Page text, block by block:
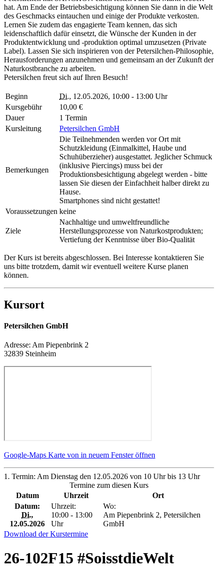
hat. Am Ende der Betriebsbesichtigung können Sie dann in die Welt
des Geschmacks eintauchen und einige der Produkte verkosten.
Lernen Sie zudem das engagierte Team kennen, das sich
leidenschaftlich dafür einsetzt, die Wünsche der Kunden in der
Produktentwicklung und -produktion optimal umzusetzen (Private
Label). Lassen Sie sich inspirieren von der Petersilchen-Philosophie,
Herausforderungen anzunehmen und gemeinsam an der Zukunft der
Naturkostbranche zu arbeiten.
Petersilchen freut sich auf Ihren Besuch!
Beginn Di., 12.05.2026, 10:00 - 13:00 Uhr
Kursgebühr
10,00 €
Dauer
1 Termin
Kursleitung
Petersilchen GmbH
Bemerkungen
Die Teilnehmenden werden vor Ort mit
Schutzkleidung (Einmalkittel, Haube und
Schuhüberzieher) ausgestattet. Jeglicher Schmuck
(inklusive Piercings) muss bei der
Produktionsbesichtigung abgelegt werden - bitte
lassen Sie diesen der Einfachheit halber direkt zu
Hause.
Smartphones sind nicht gestattet!
Voraussetzungen keine
Ziele
Nachhaltige und umweltfreundliche
Herstellungsprozesse von Naturkostprodukten;
Vertiefung der Kenntnisse über Bio-Qualität
Der Kurs ist bereits abgeschlossen. Bei Interesse kontaktieren Sie
uns bitte trotzdem, damit wir eventuell weitere Kurse planen
können.
Kursort
Petersilchen GmbH
Adresse: Am Piepenbrink 2
32839 Steinheim
Google-Maps Karte von in neuem Fenster öffnen
1. Termin: Am Dienstag den 12.05.2026 von 10 Uhr bis 13 Uhr
Termine zum diesen Kurs
Datum
Uhrzeit
Ort
Datum:
Di.,
12.05.2026
Uhrzeit:
10:00 - 13:00
Uhr
Wo:
Am Piepenbrink 2, Petersilchen
GmbH
Download der Kurstermine
26-102F15 #SoisstdieWelt